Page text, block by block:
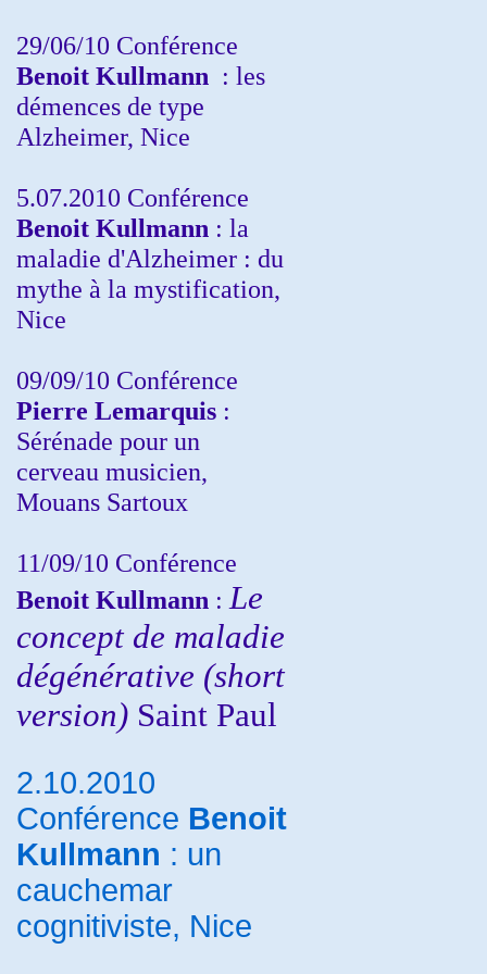
29/06/10 Conférence
Benoit Kullmann : les
démences de type
Alzheimer, Nice
5.07.2010 Conférence
Benoit Kullmann : la
maladie d'Alzheimer : du
mythe à la mystification,
Nice
09/09/10 Conférence
Pierre Lemarquis :
Sérénade pour un
cerveau musicien,
Mouans Sartoux
11/09/10 Conférence
Benoit Kullmann : Le
concept de maladie
dégénérative (short
version) Saint Paul
2.10.2010
Conférence Benoit
Kullmann : un
cauchemar
cognitiviste, Nice